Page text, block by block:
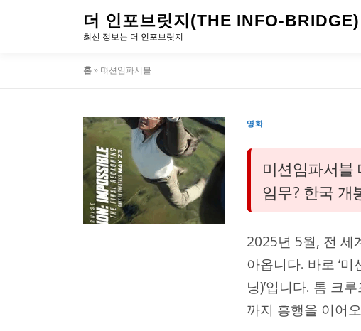
더 인포브릿지(THE INFO-BRIDGE)
최신 정보는 더 인포브릿지
홈» 미션임파서블
영화
미션임파서블
임무? 한국 개
2025년 5월, 전 세
아옵니다. 바로 ‘
닝)’입니다. 톰 크
까지 흥행을 이어